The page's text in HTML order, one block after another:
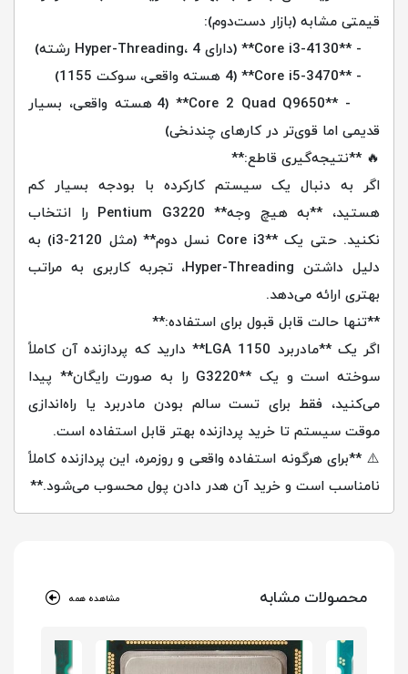
قیمتی مشابه (بازار دست‌دوم):
- **Core i3-4130** (دارای Hyper-Threading، 4 رشته)
- **Core i5-3470** (4 هسته واقعی، سوکت 1155)
- **Core 2 Quad Q9650** (4 هسته واقعی، بسیار
قدیمی اما قوی‌تر در کارهای چندنخی)
🔥 **نتیجه‌گیری قاطع:**
اگر به دنبال یک سیستم کارکرده با بودجه بسیار کم
هستید، **به هیچ وجه** Pentium G3220 را انتخاب
نکنید. حتی یک **Core i3 نسل دوم** (مثل i3-2120) به
دلیل داشتن Hyper-Threading، تجربه کاربری به مراتب
بهتری ارائه می‌دهد.
**تنها حالت قابل قبول برای استفاده:**
اگر یک **مادربرد LGA 1150** دارید که پردازنده آن کاملاً
سوخته است و یک **G3220 را به صورت رایگان** پیدا
می‌کنید، فقط برای تست سالم بودن مادربرد یا راه‌اندازی
موقت سیستم تا خرید پردازنده بهتر قابل استفاده است.
⚠️ **برای هرگونه استفاده واقعی و روزمره، این پردازنده کاملاً
نامناسب است و خرید آن هدر دادن پول محسوب می‌شود.**
محصولات مشابه مشاهده همه